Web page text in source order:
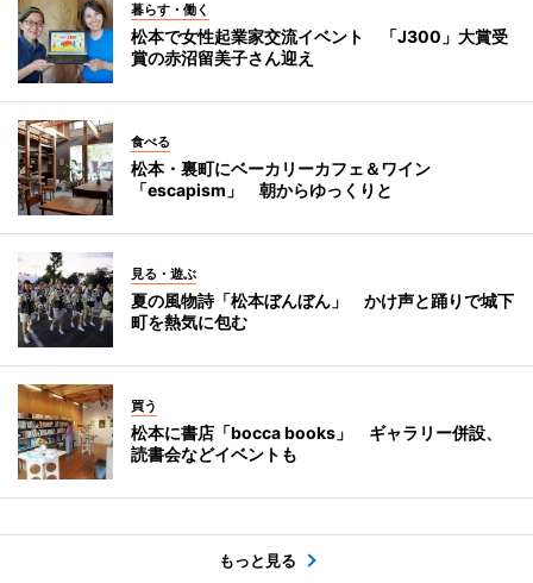
暮らす・働く
松本で女性起業家交流イベント 「J300」大賞受
賞の赤沼留美子さん迎え
食べる
松本・裏町にベーカリーカフェ＆ワイン
「escapism」 朝からゆっくりと
見る・遊ぶ
夏の風物詩「松本ぼんぼん」 かけ声と踊りで城下
町を熱気に包む
買う
松本に書店「bocca books」 ギャラリー併設、
読書会などイベントも
もっと見る